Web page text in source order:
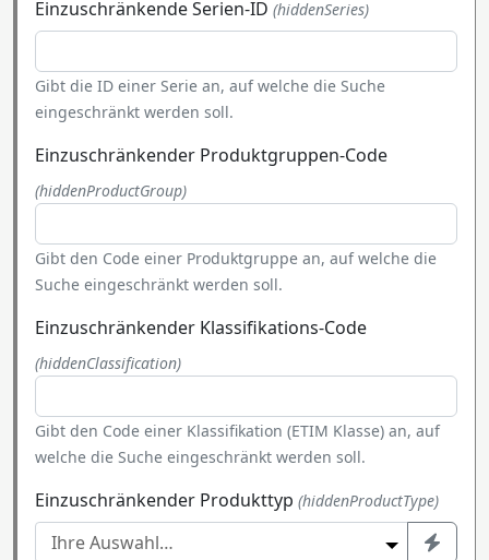
Einzuschränkende Serien-ID (hiddenSeries)
Gibt die ID einer Serie an, auf welche die Suche
eingeschränkt werden soll.
Einzuschränkender Produktgruppen-Code
(hiddenProductGroup)
Gibt den Code einer Produktgruppe an, auf welche die
Suche eingeschränkt werden soll.
Einzuschränkender Klassifikations-Code
(hiddenClassification)
Gibt den Code einer Klassifikation (ETIM Klasse) an, auf
welche die Suche eingeschränkt werden soll.
Einzuschränkender Produkttyp (hiddenProductType)